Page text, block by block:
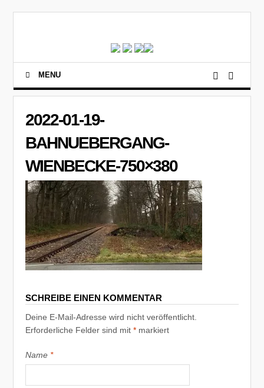
MENU
2022-01-19-
BAHNUEBERGANG-
WIENBECKE-750×380
SCHREIBE EINEN KOMMENTAR
Deine E-Mail-Adresse wird nicht veröffentlicht.
Erforderliche Felder sind mit* markiert
Name *